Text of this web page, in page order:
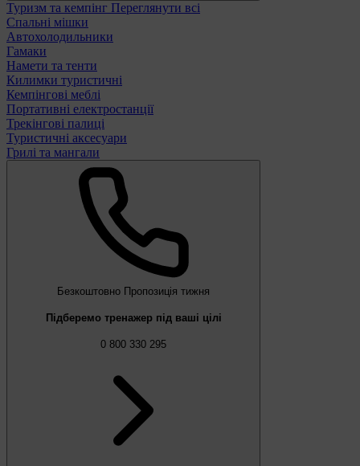
Туризм та кемпінг Переглянути всі
Спальні мішки
Автохолодильники
Гамаки
Намети та тенти
Килимки туристичні
Кемпінгові меблі
Портативні електростанції
Трекінгові палиці
Туристичні аксесуари
Грилі та мангали
Безкоштовно Пропозиція тижня
Підберемо тренажер під ваші цілі
0 800 330 295